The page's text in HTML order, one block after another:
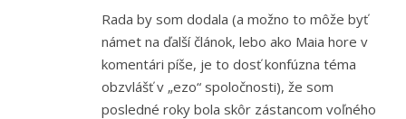
Rada by som dodala (a možno to môže byť
námet na ďalší článok, lebo ako Maia hore v
komentári píše, je to dosť konfúzna téma
obzvlášť v „ezo“ spoločnosti), že som
posledné roky bola skôr zástancom voľného